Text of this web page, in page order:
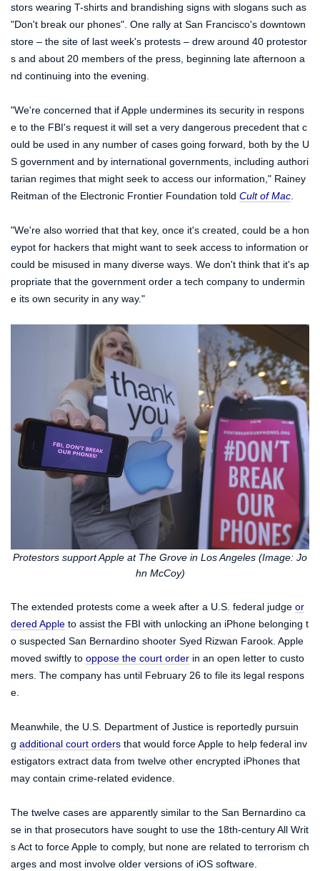
stors wearing T-shirts and brandishing signs with slogans such as
"Don't break our phones". One rally at San Francisco's downtown
store – the site of last week's protests – drew around 40 protestor
s and about 20 members of the press, beginning late afternoon a
nd continuing into the evening.
"We're concerned that if Apple undermines its security in respons
e to the FBI's request it will set a very dangerous precedent that c
ould be used in any number of cases going forward, both by the U
S government and by international governments, including authori
tarian regimes that might seek to access our information," Rainey
Reitman of the Electronic Frontier Foundation told Cult of Mac
"We're also worried that that key, once it's created, could be a hon
eypot for hackers that might want to seek access to information or
could be misused in many diverse ways. We don't think that it's ap
propriate that the government order a tech company to undermin
e its own security in any way."
Protestors support Apple at The Grove in Los Angeles (Image: Jo
hn McCoy)
The extended protests come a week after a U.S. federal judge or
dered Apple to assist the FBI with unlocking an iPhone belonging t
o suspected San Bernardino shooter Syed Rizwan Farook. Apple
moved swiftly to oppose the court order in an open letter to custo
mers. The company has until February 26 to file its legal respons
e.
Meanwhile, the U.S. Department of Justice is reportedly pursuin
g additional court orders that would force Apple to help federal inv
estigators extract data from twelve other encrypted iPhones that
may contain crime-related evidence.
The twelve cases are apparently similar to the San Bernardino ca
se in that prosecutors have sought to use the 18th-century All Writ
s Act to force Apple to comply, but none are related to terrorism ch
arges and most involve older versions of iOS software.